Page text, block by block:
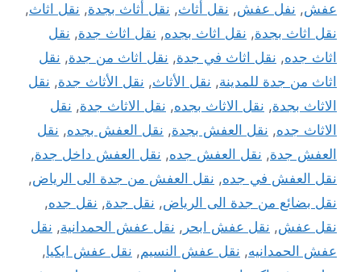
عفش, نفل عفش, نقل أثاث, نقل أثاث بجدة, نقل اثاث,
نقل اثاث بجدة, نقل اثاث بجده, نقل اثاث جدة, نقل
اثاث جده, نقل اثاث في جدة, نقل اثاث من جدة, نقل
اثاث من جدة للمدينة, نقل الأثاث, نقل الأثاث جدة, نقل
الاثاث بجدة, نقل الاثاث بجده, نقل الاثاث جدة, نقل
الاثاث جده, نقل العفش بجدة, نقل العفش بجده, نقل
العفش جدة, نقل العفش جده, نقل العفش داخل جدة,
نقل العفش في جده, نقل العفش من جدة الى الرياض,
نقل بضائع من جدة الى الرياض, نقل جدة, نقل جده,
نقل عفش, نقل عفش ابحر , نقل عفش الحمدانية, نقل
عفش الحمدانيه, نقل عفش النسيم, نقل عفش ايكيا,